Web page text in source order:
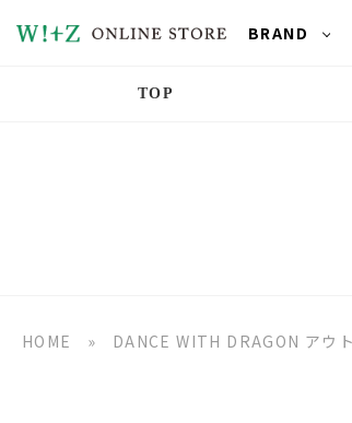
BRAND
TOP
HOME » DANCE WITH DRAGON アウ